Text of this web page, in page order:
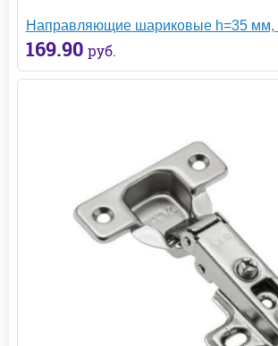
Направляющие шариковые h=35 мм,
169.90 руб.